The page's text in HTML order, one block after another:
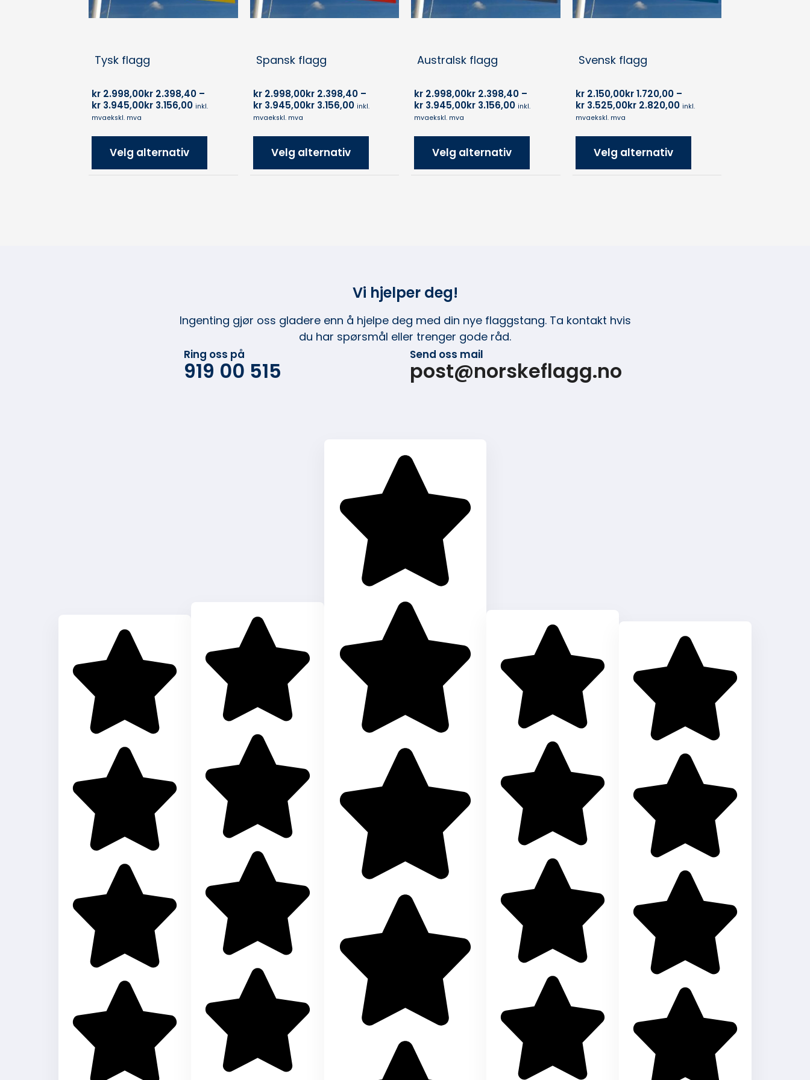
Tysk flagg
kr 2.998,00kr 2.398,40 –
kr 3.945,00kr 3.156,00 inkl.
mvaekskl. mva
Velg alternativ
Spansk flagg
kr2.998,00kr2.398,40 –
kr3.945,00kr3.156,00 inkl.
mvaekskl. mva
Velg alternativ
Australsk flagg
kr 2.998,00kr 2.398,40 –
kr 3.945,00kr 3.156,00 inkl.
mvaekskl. mva
Velg alternativ
Svensk flagg
kr2.150,00kr1.720,00 –
kr3.525,00kr2.820,00 inkl.
mvaekskl. mva
Velg alternativ
Vi hjelper deg!
Ingenting gjør oss gladere enn å hjelpe deg med din nye flaggstang. Ta kontakt hvis
du har spørsmål eller trenger gode råd.
Ring oss på
919 00 515
Send oss mail
post@norskeflagg.no